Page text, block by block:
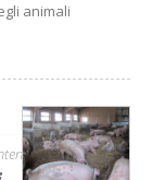
animali
sponsorizzato